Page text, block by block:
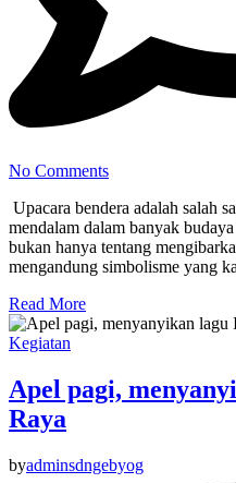
No Comments
Upacara bendera adalah salah
mendalam dalam banyak
bukan hanya tentang
mengandung simbolisme yang
Read More
Kegiatan
Apel pagi,
Raya
byadminsdngebyog